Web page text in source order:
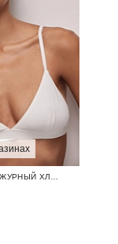
БЮСТГАЛЬТЕР АЖУРНЫЙ ХЛОПОК / POINTELLE